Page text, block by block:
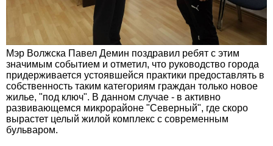
Мэр Волжска Павел Демин поздравил ребят с этим
значимым событием и отметил, что руководство города
придерживается устоявшейся практики предоставлять в
собственность таким категориям граждан только новое
жилье, "под ключ". В данном случае - в активно
развивающемся микрорайоне "Северный", где скоро
вырастет целый жилой комплекс с современным
бульваром.